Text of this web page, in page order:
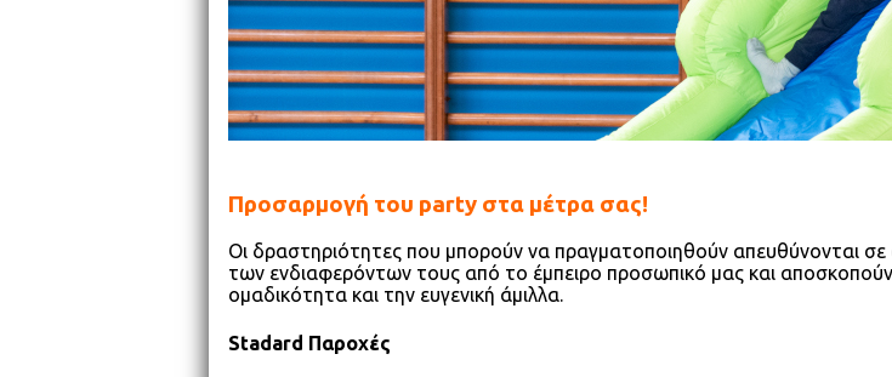
Προσαρμογή του party στα μέτρα σας!
Οι δραστηριότητες που μπορούν να πραγματοποιηθούν απευθύνονται σε
των ενδιαφερόντων τους από το έμπειρο προσωπικό μας και
ομαδικότητα και την ευγενική άμιλλα.
Stadard Παροχές